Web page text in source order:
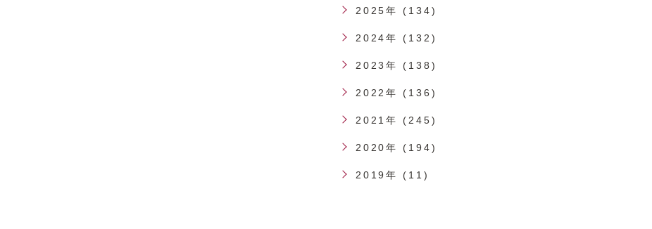
2025年 (134)
2024年 (132)
2023年 (138)
2022年 (136)
2021年 (245)
2020年 (194)
2019年 (11)